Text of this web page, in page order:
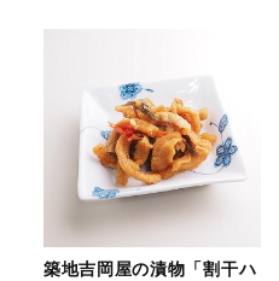
築地吉岡屋の漬物「割干ハ